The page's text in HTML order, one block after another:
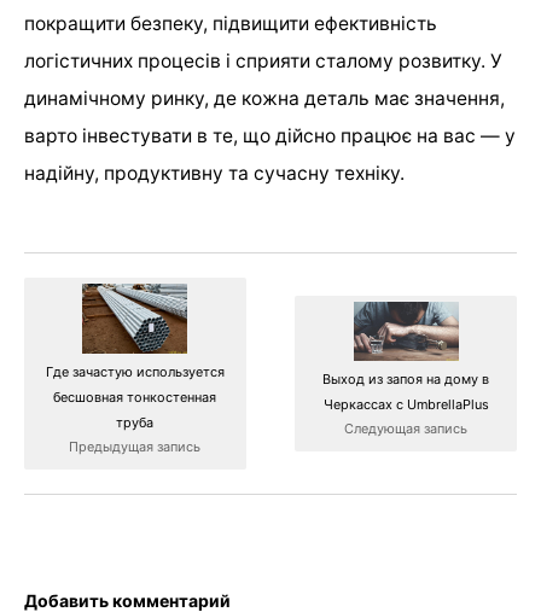
покращити безпеку, підвищити ефективність
логістичних процесів і сприяти сталому розвитку. У
динамічному ринку, де кожна деталь має значення,
варто інвестувати в те, що дійсно працює на вас — у
надійну, продуктивну та сучасну техніку.
Где зачастую используется
бесшовная тонкостенная
труба
Предыдущая запись
Выход из запоя на дому в
Черкассах с UmbrellaPlus
Следующая запись
Добавить комментарий